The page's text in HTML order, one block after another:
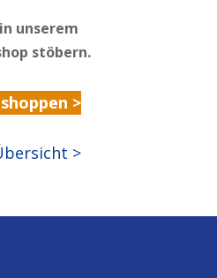
unserem
stöbern.
>
>